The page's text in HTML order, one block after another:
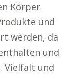
Körper
und
werden, da
und
Vielfalt und